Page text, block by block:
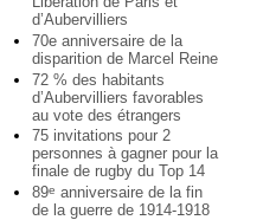
d’Aubervilliers
70e anniversaire de la
disparition de Marcel Reine
72 % des habitants
d’Aubervilliers favorables
au vote des étrangers
75 invitations pour 2
personnes à gagner pour la
finale de rugby du Top 14
89e anniversaire de la fin
de la guerre de 1914-1918